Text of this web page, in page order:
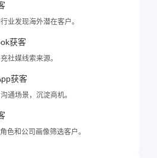
业发现海外潜在客户。
获客
社媒线索来源。
获客
通场景，沉淀商机。
色和公司画像筛选客户。